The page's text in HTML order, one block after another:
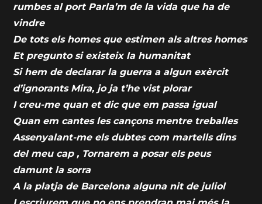
rumbes al port Parla’m de la vida que ha de
vindre
De tots els homes que estimen als altres homes
Et pregunto si existeix la humanitat
Si hem de declarar la guerra a algun exèrcit
d’ignorants Mira, jo ja t’he vist plorar
I creu-me quan et dic que em passa igual
Quan em cantes les cançons mentre treballes
Assenyalant-me els dubtes com martells dins
del meu cap , Tornarem a posar els peus
damunt la sorra
A la platja de Barcelona alguna nit de juliol